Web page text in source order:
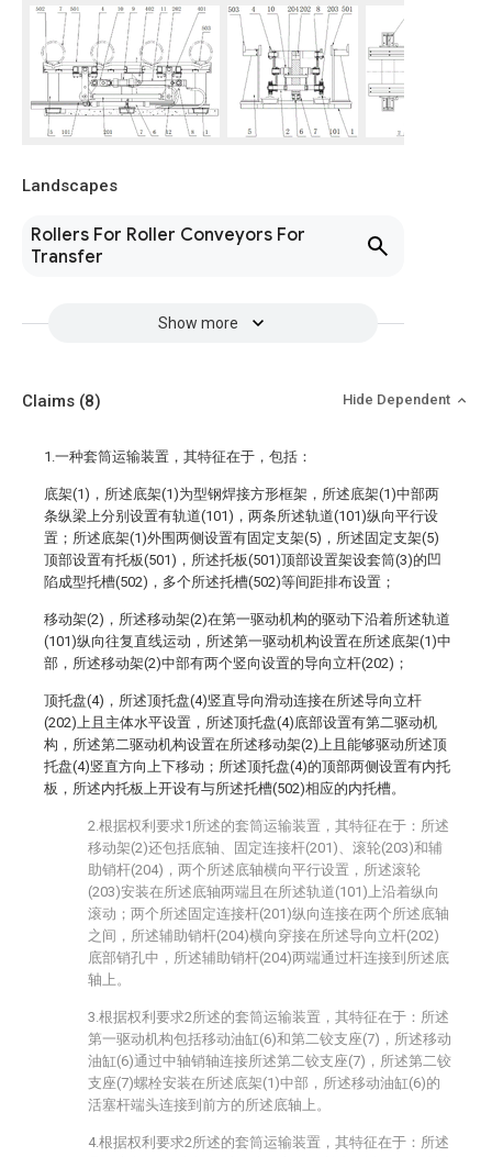
Landscapes
Rollers For Roller Conveyors For
Transfer
Show more
Claims (8) Hide Dependent
1.一种套筒运输装置，其特征在于，包括：
底架(1)，所述底架(1)为型钢焊接方形框架，所述底架(1)中部两
条纵梁上分别设置有轨道(101)，两条所述轨道(101)纵向平行设
置；所述底架(1)外围两侧设置有固定支架(5)，所述固定支架(5)
顶部设置有托板(501)，所述托板(501)顶部设置架设套筒(3)的凹
陷成型托槽(502)，多个所述托槽(502)等间距排布设置；
移动架(2)，所述移动架(2)在第一驱动机构的驱动下沿着所述轨道
(101)纵向往复直线运动，所述第一驱动机构设置在所述底架(1)中
部，所述移动架(2)中部有两个竖向设置的导向立杆(202)；
顶托盘(4)，所述顶托盘(4)竖直导向滑动连接在所述导向立杆
(202)上且主体水平设置，所述顶托盘(4)底部设置有第二驱动机
构，所述第二驱动机构设置在所述移动架(2)上且能够驱动所述顶
托盘(4)竖直方向上下移动；所述顶托盘(4)的顶部两侧设置有内托
板，所述内托板上开设有与所述托槽(502)相应的内托槽。
2.根据权利要求1所述的套筒运输装置，其特征在于：所述
移动架(2)还包括底轴、固定连接杆(201)、滚轮(203)和辅
助销杆(204)，两个所述底轴横向平行设置，所述滚轮
(203)安装在所述底轴两端且在所述轨道(101)上沿着纵向
滚动；两个所述固定连接杆(201)纵向连接在两个所述底轴
之间，所述辅助销杆(204)横向穿接在所述导向立杆(202)
底部销孔中，所述辅助销杆(204)两端通过杆连接到所述底
轴上。
3.根据权利要求2所述的套筒运输装置，其特征在于：所述
第一驱动机构包括移动油缸(6)和第二铰支座(7)，所述移动
油缸(6)通过中轴销轴连接所述第二铰支座(7)，所述第二铰
支座(7)螺栓安装在所述底架(1)中部，所述移动油缸(6)的
活塞杆端头连接到前方的所述底轴上。
4.根据权利要求2所述的套筒运输装置，其特征在于：所述